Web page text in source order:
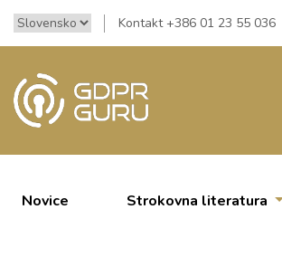
Kontakt +386 01 23 55 036
Novice Strokovna literatura